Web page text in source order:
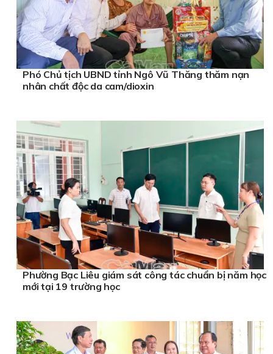
Phó Chủ tịch UBND tỉnh Ngô Vũ Thăng thăm nạn
nhân chất độc da cam/dioxin
Phường Bạc Liêu giám sát công tác chuẩn bị năm học
mới tại 19 trường học